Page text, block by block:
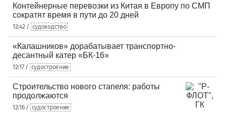
Контейнерные перевозки из Китая в Европу по СМП
сократят время в пути до 20 дней
12:42 / судоходство
«Калашников» дорабатывает транспортно-
десантный катер «БК-16»
12:17 / судостроение
Строительство нового стапеля: работы
продолжаются
12:16 / судостроение